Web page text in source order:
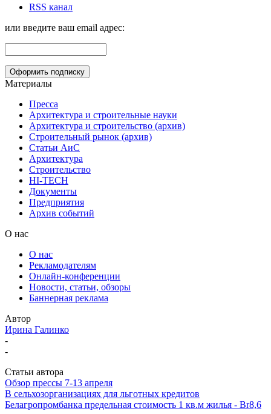
RSS канал
или введите ваш email адрес:
Материалы
Пресса
Архитектура и строительные науки
Архитектура и строительство (архив)
Строительный рынок (архив)
Статьи АиС
Архитектура
Строительство
HI-TECH
Документы
Предприятия
Архив событий
О нас
О нас
Рекламодателям
Онлайн-конференции
Новости, статьи, обзоры
Баннерная реклама
Автор
Ирина Галинко
-
-
Статьи автора
Обзор прессы 7-13 апреля
В сельхозорганизациях для льготных кредитов
Белагропромбанка предельная стоимость 1 кв.м жилья - Br8,6